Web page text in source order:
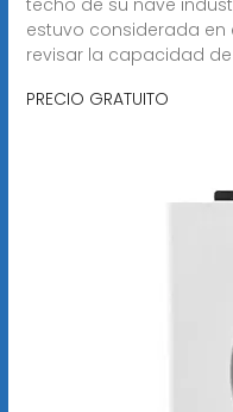
estuvo considerada en
revisar la capacidad de
PRECIO GRATUITO